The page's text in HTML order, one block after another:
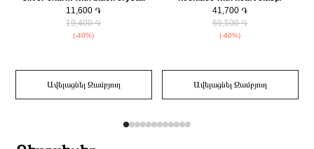
and clear cubic zirconia/
793768C01
11,600 ֏
19,400 ֏
(-40%)
Ավելացնել Զամբյուղ
392451C00-45
41,700 ֏
69,500 ֏
(-40%)
Ավելացնել Զամբյուղ